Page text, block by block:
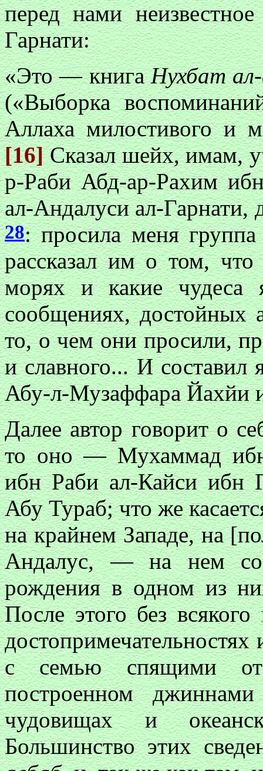
перед нами
Гарнати:
«Это — книгаНухбат ал-
(«Выборка
Аллаха милостивого и
[16]Сказал шейх, имам,
р-Раби Абд-ар-Рахим
ал-Андалуси ал-Гарнати,
28: просила меня
рассказал им о том,
морях и какие чудеса
сообщениях, достойных
то, о чем они просили,
и славного... И составил
Абу-л-Музаффара Йахйи
Далее автор говорит о
то оно — Мухаммад
ибн Раби ал-Кайси ибн
Абу Тураб; что же
на крайнем Западе, на
Андалус, — на нем
рождения в одном из
После этого без всякого
с семью спящими
построенном
чудовищах и
Большинство этих